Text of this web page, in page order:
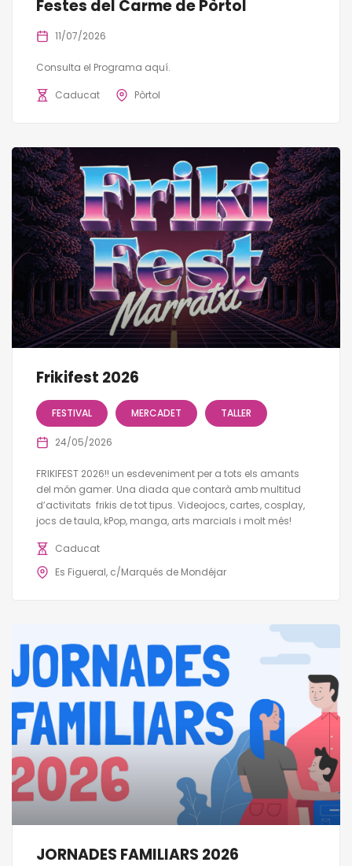
Festes del Carme de Pòrtol
11/07/2026
Consulta el Programa aquí.
Caducat Pòrtol
Frikifest 2026
FESTIVAL MERCADET TALLER
24/05/2026
FRIKIFEST 2026!! un esdeveniment per a tots els amants
del món gamer. Una diada que contarà amb multitud
d’activitats frikis de tot tipus. Videojocs, cartes, cosplay,
jocs de taula, kPop, manga, arts marcials i molt més!
Caducat
Es Figueral, c/Marqués de Mondéjar
JORNADES FAMILIARS 2026